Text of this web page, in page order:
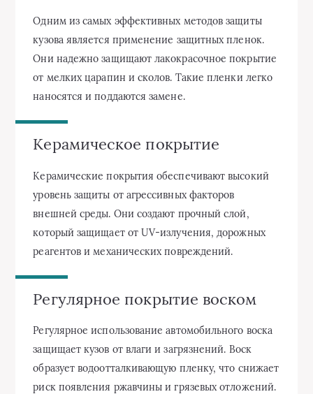
Одним из самых эффективных методов защиты
кузова является применение защитных пленок.
Они надежно защищают лакокрасочное покрытие
от мелких царапин и сколов. Такие пленки легко
наносятся и поддаются замене.
Керамическое покрытие
Керамические покрытия обеспечивают высокий
уровень защиты от агрессивных факторов
внешней среды. Они создают прочный слой,
который защищает от UV-излучения, дорожных
реагентов и механических повреждений.
Регулярное покрытие воском
Регулярное использование автомобильного воска
защищает кузов от влаги и загрязнений. Воск
образует водоотталкивающую пленку, что снижает
риск появления ржавчины и грязевых отложений.